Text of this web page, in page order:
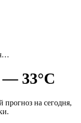
— 33°C
прогноз на сегодня,